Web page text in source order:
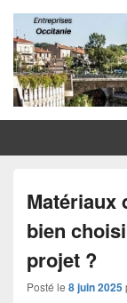
Matériaux
bien
projet ?
Posté le 8 juin 2025